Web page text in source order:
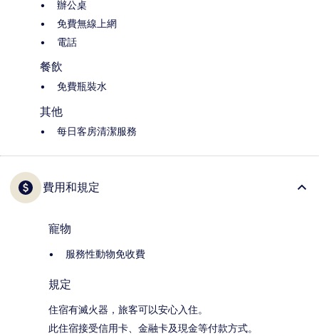
辦公桌
免費無線上網
電話
餐飲
免費瓶裝水
其他
每日客房清潔服務
費用和規定
寵物
服務性動物免收費
規定
住宿有滅火器，旅客可以安心入住。
此住宿接受信用卡、金融卡及現金等付款方式。